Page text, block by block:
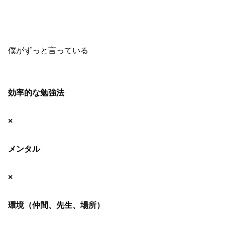
僕がずっと言っている
効率的な勉強法
×
メンタル
×
環境（仲間、先生、場所）